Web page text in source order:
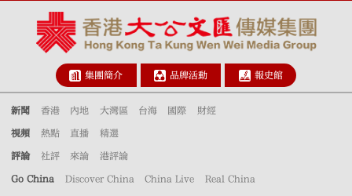
集團簡介 品牌活動 報史館
新聞 香港 內地 大灣區 台海 國際 財經
視頻 熱點 直播 精選
評論 社評 來論 港評論
Go China Discover China China Live Real China